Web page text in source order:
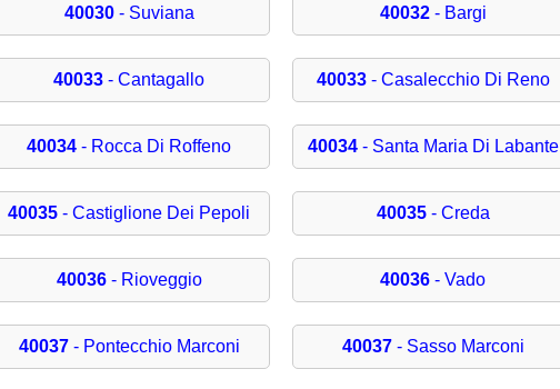
40030- Suviana 40032- Bargi
40033 - Cantagallo 40033- Casalecchio Di Reno
40034 - Rocca Di Roffeno 40034- Santa Maria Di Labante
40035 - Castiglione Dei Pepoli 40035- Creda
40036- Rioveggio 40036 - Vado
40037- Pontecchio Marconi 40037- Sasso Marconi